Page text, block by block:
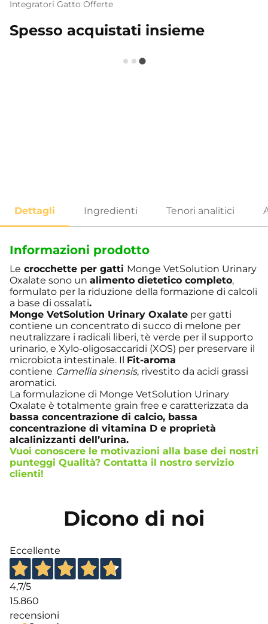
Integratori Gatto Offerte
Spesso acquistati insieme
Informazioni prodotto
Le crocchette per gatti Monge VetSolution Urinary
Oxalate sono un alimento dietetico completo,
formulato per la riduzione della formazione di calcoli
a base di ossalati.
Monge VetSolution Urinary Oxalate per gatti
contiene un concentrato di succo di melone per
neutralizzare i radicali liberi, tè verde per il supporto
urinario, e Xylo-oligosaccaridi (XOS) per preservare il
microbiota intestinale. Il Fit-aroma
contiene Camellia sinensis, rivestito da acidi grassi
aromatici.
La formulazione di Monge VetSolution Urinary
Oxalate è totalmente grain free e caratterizzata da
bassa concentrazione di calcio, bassa
concentrazione di vitamina D e proprietà
alcalinizzanti dell’urina.
Vuoi conoscere le motivazioni alla base dei nostri
punteggi Qualità? Contatta il nostro servizio
clienti!
Dicono di noi
Eccellente
4,7/5
15.860
recensioni